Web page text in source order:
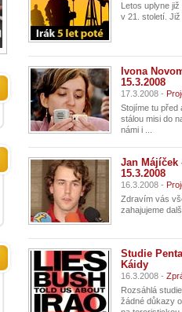
Letos uplyne
v 21. století.
Ivona
15.3.2008
17.3.2008 -
Stojíme tu před
stálou misi do
námi i ...
Jan Májíček
15.3.2008
16.3.2008 -
Zdravím vás
zahajujeme
Studie
Káidy
16.3.2008 -
Rozsáhlá
žádné důkazy